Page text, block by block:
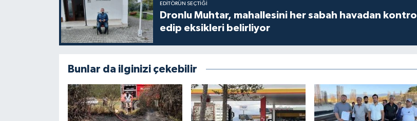
EDITÖRÜN SEÇTIĞI
Dronlu Muhtar, mahallesini her sabah havadan kontrol
edip eksikleri belirliyor
Bunlar da ilginizi çekebilir